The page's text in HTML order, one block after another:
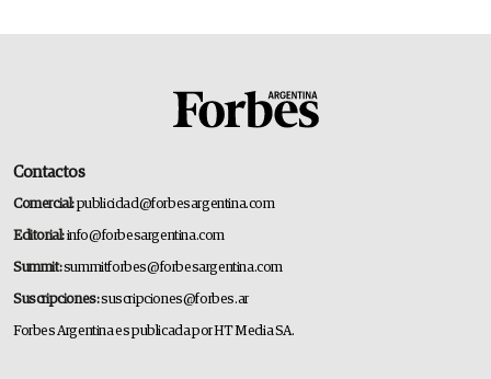
Contactos
Comercial:publicidad@forbesargentina.com
Editorial:info@forbesargentina.com
Summit:summitforbes@forbesargentina.com
Suscripciones:suscripciones@forbes.ar
Forbes Argentina es publicada por HT Media SA.